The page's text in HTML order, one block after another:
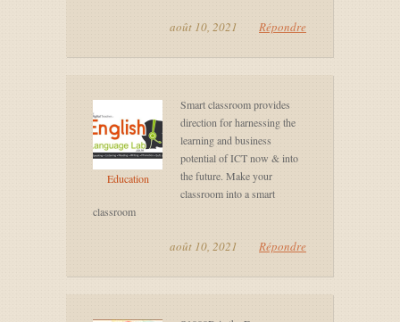
août 10, 2021 Répondre
Education
Smart classroom provides
direction for harnessing the
learning and business
potential of ICT now & into
the future. Make your
classroom into a smart
classroom
août 10, 2021 Répondre